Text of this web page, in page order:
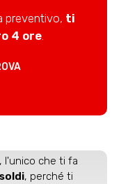
preventivo, ti
4 ore.
, l'unico che ti fa
soldi, perché ti